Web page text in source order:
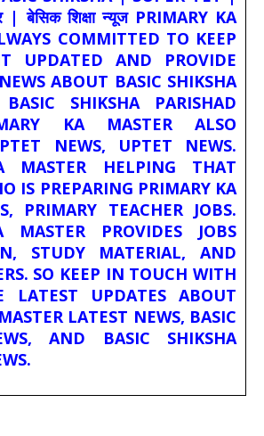
| बेसिक शिक्षा न्यूज PRIMARY KA
COMMITTED TO KEEP
UPDATED AND PROVIDE
ABOUT BASIC SHIKSHA
SHIKSHA PARISHAD
KA MASTER ALSO
NEWS, UPTET NEWS.
MASTER HELPING THAT
IS PREPARING PRIMARY KA
PRIMARY TEACHER JOBS.
MASTER PROVIDES JOBS
STUDY MATERIAL, AND
SO KEEP IN TOUCH WITH
LATEST UPDATES ABOUT
LATEST NEWS, BASIC
AND BASIC SHIKSHA